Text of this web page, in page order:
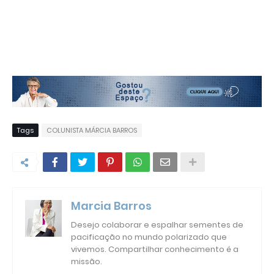
Tags COLUNISTA MÁRCIA BARROS
Marcia Barros
Desejo colaborar e espalhar sementes de
pacificação no mundo polarizado que
vivemos. Compartilhar conhecimento é a
missão.